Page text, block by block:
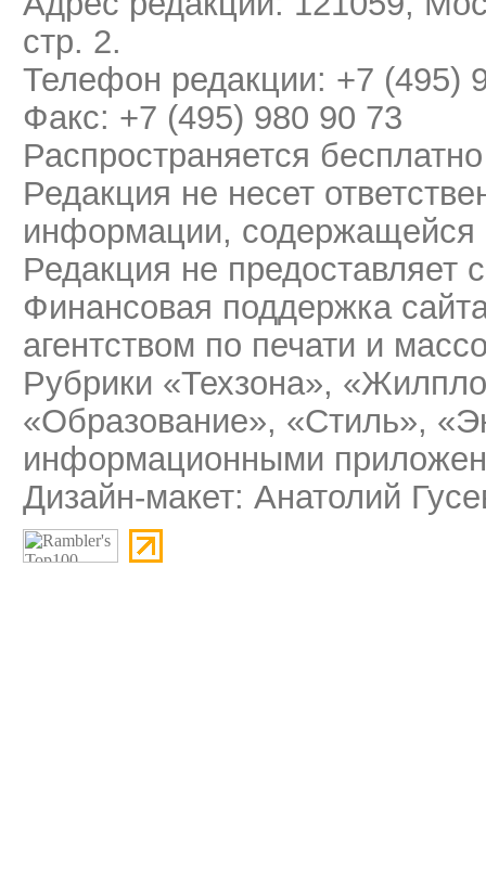
стр. 2.
Телефон редакции: +7 (495)
Факс: +7 (495) 980 90 73
Распространяется бесплатно
Редакция не несет
информации, содержащейся
Редакция не предоставляет
Финансовая поддержка
агентством по печати и
Рубрики «Техзона»,
«Образование», «Стиль»,
информационными
Дизайн-макет: Анатолий